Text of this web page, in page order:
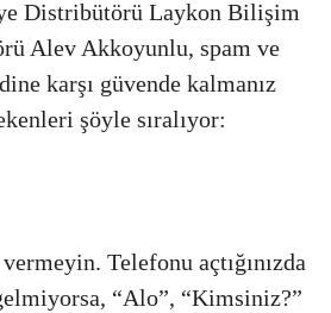
Distribütörü Laykon Bilişim
Alev Akkoyunlu, spam ve
karşı güvende kalmanız
şöyle sıralıyor:
Telefonu açtığınızda
“Alo”, “Kimsiniz?”